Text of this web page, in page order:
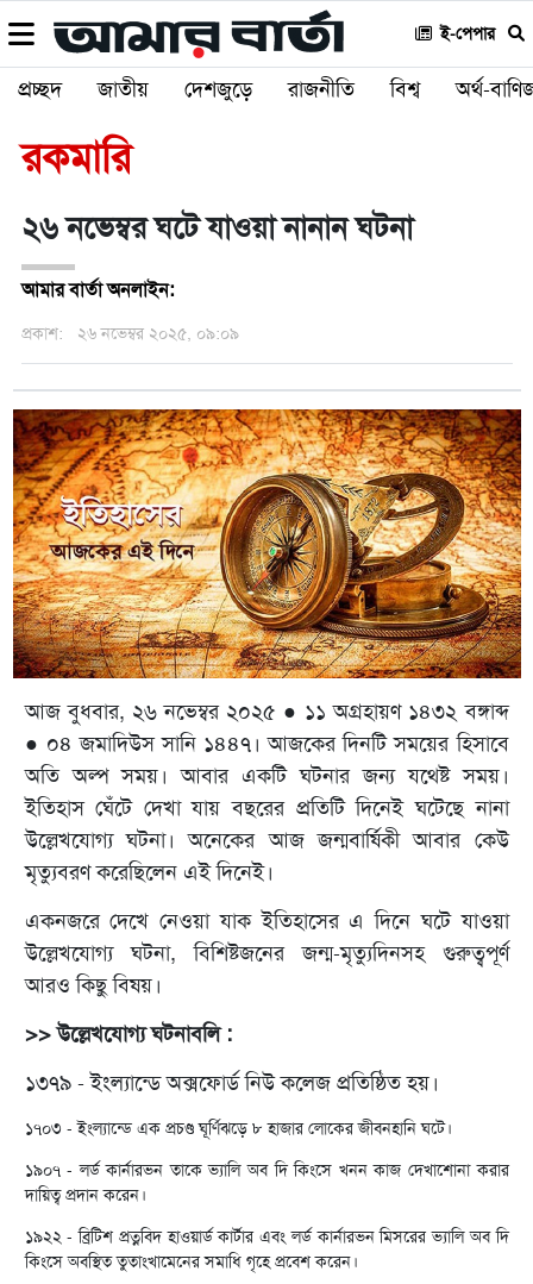
ই-পেপার
প্রচ্ছদ জাতীয় দেশজুড়ে রাজনীতি বিশ্ব অর্থ-
রকমারি
২৬ নভেম্বর ঘটে যাওয়া নানান ঘটনা
আমার বার্তা অনলাইন:
প্রকাশ: ২৬ নভেম্বর ২০২৫, ০৯:০৯
আজ বুধবার, ২৬ নভেম্বর ২০২৫ ● ১১ অগ্রহায়ণ ১৪৩২ বঙ্গাব্দ
● ০৪ জমাদিউস সানি ১৪৪৭। আজকের দিনটি সময়ের হিসাবে
অতি অল্প সময়। আবার একটি ঘটনার জন্য যথেষ্ট সময়।
ইতিহাস ঘেঁটে দেখা যায় বছরের প্রতিটি দিনেই ঘটেছে নানা
উল্লেখযোগ্য ঘটনা। অনেকের আজ জন্মবার্ষিকী আবার কেউ
মৃত্যুবরণ করেছিলেন এই দিনেই।
একনজরে দেখে নেওয়া যাক ইতিহাসের এ দিনে ঘটে যাওয়া
উল্লেখযোগ্য ঘটনা, বিশিষ্টজনের জন্ম-মৃত্যুদিনসহ গুরুত্বপূর্ণ
আরও কিছু বিষয়।
>> উল্লেখযোগ্য ঘটনাবলি :
১৩৭৯ - ইংল্যান্ডে অক্সফোর্ড নিউ কলেজ প্রতিষ্ঠিত হয়।
১৭০৩ - ইংল্যান্ডে এক প্রচণ্ড ঘূর্ণিঝড়ে ৮ হাজার লোকের জীবনহানি ঘটে।
১৯০৭ - লর্ড কার্নারভন তাকে ভ্যালি অব দি কিংসে খনন কাজ দেখাশোনা করার
দায়িত্ব প্রদান করেন।
১৯২২ - ব্রিটিশ প্রত্নবিদ হাওয়ার্ড কার্টার এবং লর্ড কার্নারভন মিসরের ভ্যালি অব দি
কিংসে অবস্থিত তুতাংখামেনের সমাধি গৃহে প্রবেশ করেন।